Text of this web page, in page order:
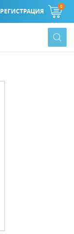
РЕГИСТРАЦИЯ
0